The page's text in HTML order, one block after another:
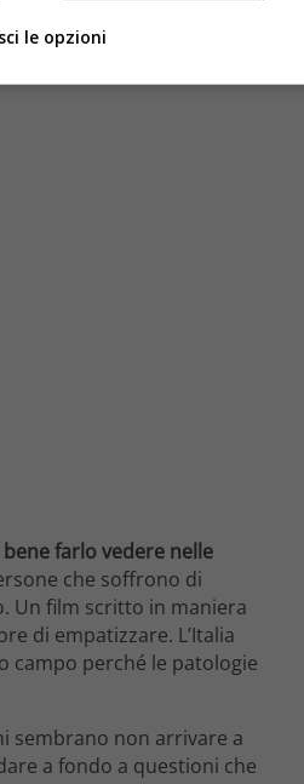
che ricorda anche il
in maniera
farlo vedere nelle
che soffrono di
Un film scritto in maniera
di empatizzare. L’Italia
perché le patologie
sembrano non arrivare a
a fondo a questioni che
le opzioni